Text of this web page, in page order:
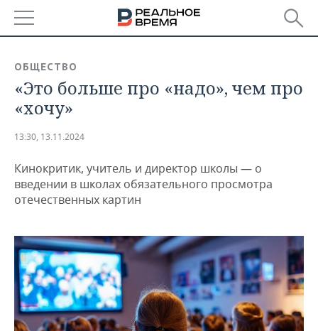
БАШКОРТОСТАН
ТАТАРСТАН
НОВОСТИ
АНАЛИТИКА
ДЕКЛАРАЦИИ О ДОХОДАХ
ВУЗЫ ТАТАРСТАНА
КОМУ ПРИНАДЛЕЖАТ
ТОРГОВЫЕ ЦЕНТРЫ
ТАТАРСТАНА
НОВОСТИ ЭКОНОМИКИ
БАНКИ
БЮДЖЕТ
ИНВЕСТИЦИИ
ПРОМЫШЛЕННОСТЬ
АГРОПРОМ
МАШИНОСТРОЕНИЕ
НЕФТЕХИМИЯ
НОВОСТИ НЕДВИЖИМОСТИ
АВТО
НОВОСТИ АВТО
БИЗНЕС
НОВОСТИ БИЗНЕСА
ТЕХНОЛОГИИ
ОБЩЕСТВО
«Это больше про «надо», чем про
«хочу»
13:30, 13.11.2024
Кинокритик, учитель и директор школы — о
введении в школах обязательного просмотра
отечественных картин